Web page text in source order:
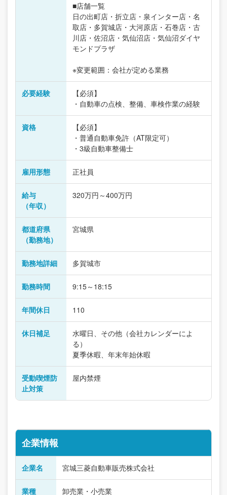
■店舗一覧
日の出町店・折立店・泉インター店・名
取店・多賀城店・大河原店・石巻店・古
川店・佐沼店・気仙沼店・気仙沼ダイヤ
モンドプラザ
※変更範囲：会社が定める業務
必要経験
【必須】
・自動車の点検、整備、車検作業の経験
資格
【必須】
・普通自動車免許（AT限定可）
・3級自動車整備士
雇用形態 正社員
給与
（年収）
320万円～400万円
都道府県
（勤務地）
宮城県
勤務地詳細 多賀城市
勤務時間 9:15～18:15
年間休日 110
休日補足
水曜日、その他（会社カレンダーによ
る）
夏季休暇、年末年始休暇
受動喫煙防
止対策
屋内禁煙
企業情報
企業名 宮城三菱自動車販売株式会社
業種 卸売業・小売業